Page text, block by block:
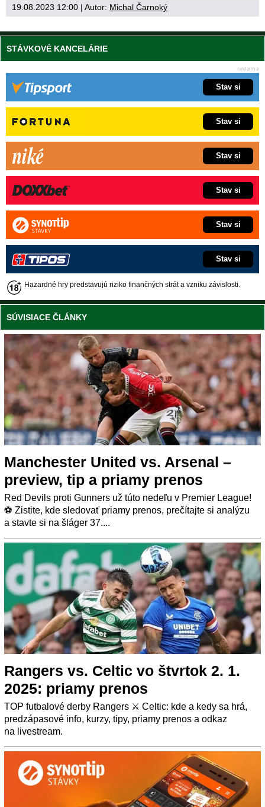
19.08.2023 12:00 | Autor: Michal Čarnoký
STÁVKOVÉ KANCELÁRIE
Stav si
Stav si
Stav si
Stav si
Stav si
Stav si
Hazardné hry predstavujú riziko finančných strát a vzniku závislosti.
SÚVISIACE ČLÁNKY
Manchester United vs. Arsenal –
preview, tip a priamy prenos
Red Devils proti Gunners už túto nedeľu v Premier League!
⚽ Zistite, kde sledovať priamy prenos, prečítajte si analýzu
a stavte si na šláger 37....
Rangers vs. Celtic vo štvrtok 2. 1.
2025: priamy prenos
TOP futbalové derby Rangers ⚔️ Celtic: kde a kedy sa hrá,
predzápasové info, kurzy, tipy, priamy prenos a odkaz
na livestream.